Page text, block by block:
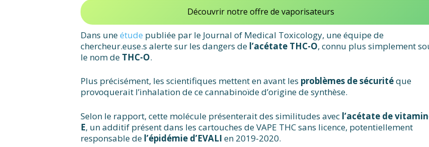
Découvrir notre offre de vaporisateurs
Dans uneétude publiée par le Journal of Medical Toxicology, une équipe de
chercheur.euse.s alerte sur les dangers de l’acétate THC-O, connu plus simplement
le nom de THC-O.
Plus précisément, les scientifiques mettent en avant les problèmes de sécuritéque
provoquerait l’inhalation de ce cannabinoïde d’origine de synthèse.
Selon le rapport, cette molécule présenterait des similitudes avec l’acétate de
E, un additif présent dans les cartouches de VAPE THC sans licence, potentiellement
responsable de l’épidémie d’EVALI en 2019-2020.